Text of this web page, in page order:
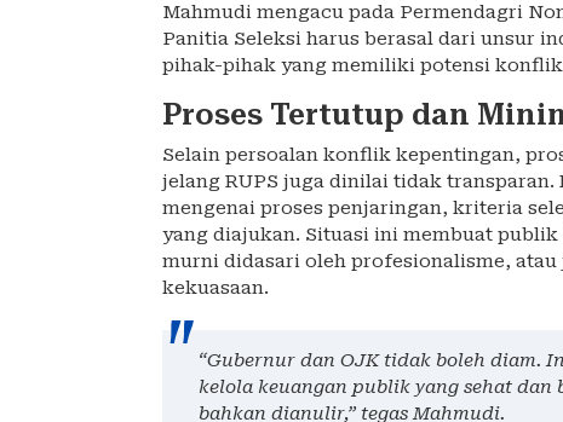
Mahmudi mengacu pada Permendagri
Panitia Seleksi harus berasal dari unsur
pihak-pihak yang memiliki potensi
Proses Tertutup dan
Selain persoalan konflik kepentingan,
jelang RUPS juga dinilai tidak
mengenai proses penjaringan, kriteria
yang diajukan. Situasi ini membuat
murni didasari oleh profesionalisme,
kekuasaan.
“Gubernur dan OJK tidak boleh diam.
kelola keuangan publik yang sehat
bahkan dianulir,” tegas Mahmudi.